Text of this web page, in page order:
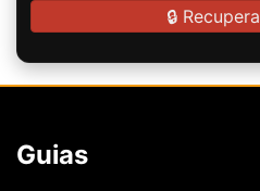
🔒
Guias